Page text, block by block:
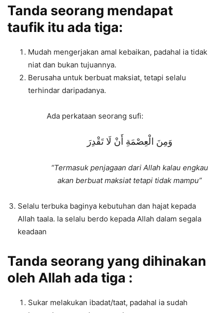
Tanda seorang mendapat
taufik itu ada tiga:
Mudah mengerjakan amal kebaikan, padahal ia tidak
niat dan bukan tujuannya.
Berusaha untuk berbuat maksiat, tetapi selalu
terhindar daripadanya.
Ada perkataan seorang sufi:
وَمِنَ الْعِصْمَةِ أَنْ لَا تَقْدِرَ
“Termasuk penjagaan dari Allah kalau engkau
akan berbuat maksiat tetapi tidak mampu”
Selalu terbuka baginya kebutuhan dan hajat kepada
Allah taala. Ia selalu berdo kepada Allah dalam segala
keadaan
Tanda seorang yang dihinakan
oleh Allah ada tiga :
Sukar melakukan ibadat/taat, padahal ia sudah